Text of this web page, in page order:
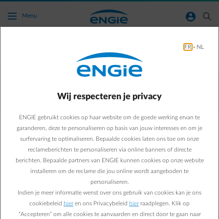
Ga naar de hoofdinhoud
Menu normal-account-circle search
Ik heb mijn factuur nog niet ontvangen. Hoe
arrow-left Terug naar contactpagina
We raden je aan om in jeklantenzonete controleren of je factuur al
is opgemaakt. Je kunt ook al je opgemaakte facturen terugvinden in
je Smart App.
In principe duurt het 2 à 3 dagen alvorens je factuur zichtbaar is in
je klantenzone. Word je factuur bijvoorbeeld de 15de opgemaakt,
dan kan het tot de 18de duren alvorens je factuur zichtbaar is.
De datum waarop we je afrekening of je voorschot opmaken kan je
hierook raadplegen.
Voor een slotfactuur reken je op een termijn van 6 weken, te tellen
vanaf het beëindigen van de leverovereenkomst.
FR - NL
Wij respecteren je privacy
ENGIE gebruikt cookies op haar website om de goede werking ervan te
garanderen, deze te personaliseren op basis van jouw interesses en om je
surfervaring te optimaliseren. Bepaalde cookies laten ons toe om onze
reclameberichten te personaliseren via online banners of directe
berichten. Bepaalde partners van ENGIE kunnen cookies op onze website
installeren om de reclame die jou online wordt aangeboden te
personaliseren.
Indien je meer informatie wenst over ons gebruik van cookies kan je ons
cookiebeleid hier en ons Privacybeleid hier raadplegen. Klik op
“Accepteren” om alle cookies te aanvaarden en direct door te gaan naar